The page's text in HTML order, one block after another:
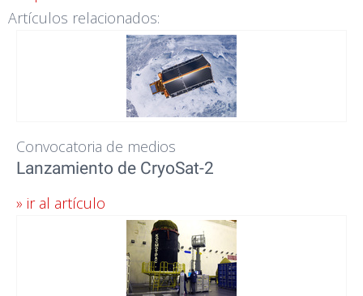
Artículos relacionados:
Convocatoria de medios
Lanzamiento de CryoSat-2
» ir al artículo